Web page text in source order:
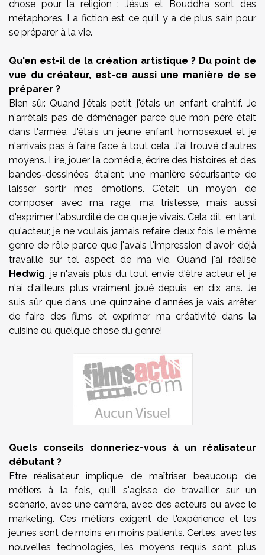
chose pour la religion : Jésus et Bouddha sont des
métaphores. La fiction est ce qu'il y a de plus sain pour
se préparer à la vie.
Qu'en est-il de la création artistique ? Du point de
vue du créateur, est-ce aussi une manière de se
préparer ?
Bien sûr. Quand j'étais petit, j'étais un enfant craintif. Je
n'arrêtais pas de déménager parce que mon père était
dans l'armée. J'étais un jeune enfant homosexuel et je
n'arrivais pas à faire face à tout cela. J'ai trouvé d'autres
moyens. Lire, jouer la comédie, écrire des histoires et des
bandes-dessinées étaient une manière sécurisante de
laisser sortir mes émotions. C'était un moyen de
composer avec ma rage, ma tristesse, mais aussi
d'exprimer l'absurdité de ce que je vivais. Cela dit, en tant
qu'acteur, je ne voulais jamais refaire deux fois le même
genre de rôle parce que j'avais l'impression d'avoir déjà
travaillé sur tel aspect de ma vie. Quand j'ai réalisé
Hedwig, je n'avais plus du tout envie d'être acteur et je
n'ai d'ailleurs plus vraiment joué depuis, en dix ans. Je
suis sûr que dans une quinzaine d'années je vais arrêter
de faire des films et exprimer ma créativité dans la
cuisine ou quelque chose du genre!
Quels conseils donneriez-vous à un réalisateur
débutant ?
Etre réalisateur implique de maîtriser beaucoup de
métiers à la fois, qu'il s'agisse de travailler sur un
scénario, avec une caméra, avec des acteurs ou avec le
marketing. Ces métiers exigent de l'expérience et les
jeunes sont de moins en moins patients. Certes, avec les
nouvelles technologies, les moyens requis sont plus